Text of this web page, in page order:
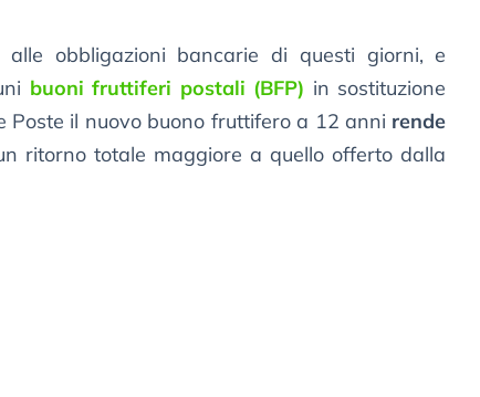
alle obbligazioni bancarie di questi giorni, e
buoni fruttiferi postali (BFP) in sostituzione
Poste il nuovo buono fruttifero a 12 anni rende
ritorno totale maggiore a quello offerto dalla